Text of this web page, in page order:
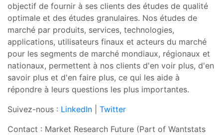
objectif de fournir à ses clients des études de qualité
optimale et des études granulaires. Nos études de
marché par produits, services, technologies,
applications, utilisateurs finaux et acteurs du marché
pour les segments de marché mondiaux, régionaux et
nationaux, permettent à nos clients d'en voir plus, d'en
savoir plus et d'en faire plus, ce qui les aide à
répondre à leurs questions les plus importantes.
Suivez-nous : LinkedIn
Twitter
Contact : Market Research Future (Part of Wantstats